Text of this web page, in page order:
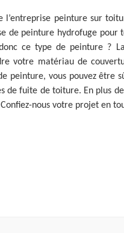
l’entreprise peinture sur
de peinture hydrofuge
ce type de peinture ?
votre matériau de
peinture, vous pouvez être
de fuite de toiture. En plus
nous votre projet en